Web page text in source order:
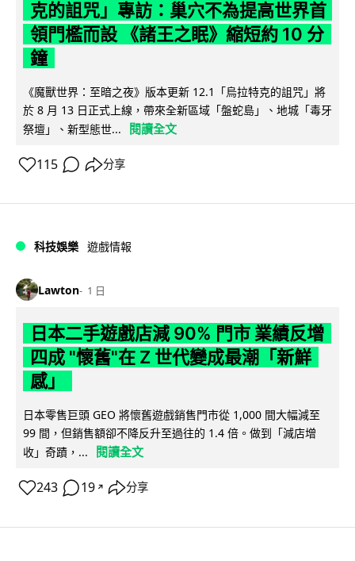
克的詛咒」專訪：巢穴不為提高世界首
領門檻而設 《諸王之眠》縮短約 10 分
鐘
《魔獸世界：至暗之夜》版本更新 12.1「烏拉特克的詛咒」將
於 8 月 13 日正式上線，帶來全新區域「盤蛇島」、地城「毒牙
祭壇」、新型態世...
閱讀全文
115 分享
科技娛樂 遊戲情報
Lawton 1 日
日本二手遊戲店減 90% 門市 業績反增
四成 "懷舊"在 Z 世代變成最潮「新鮮
感」
日本零售巨頭 GEO 將懷舊遊戲銷售門市從 1,000 間大幅減至
99 間，但銷售額卻不降反升至過往的 1.4 倍。做到「減店增
收」奇蹟，...
閱讀全文
243 19 ↗ 分享